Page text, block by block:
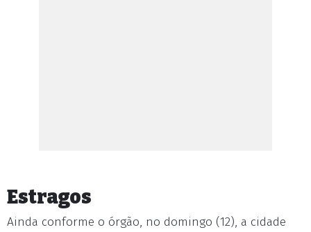
Estragos
Ainda conforme o órgão, no domingo (12), a cidade